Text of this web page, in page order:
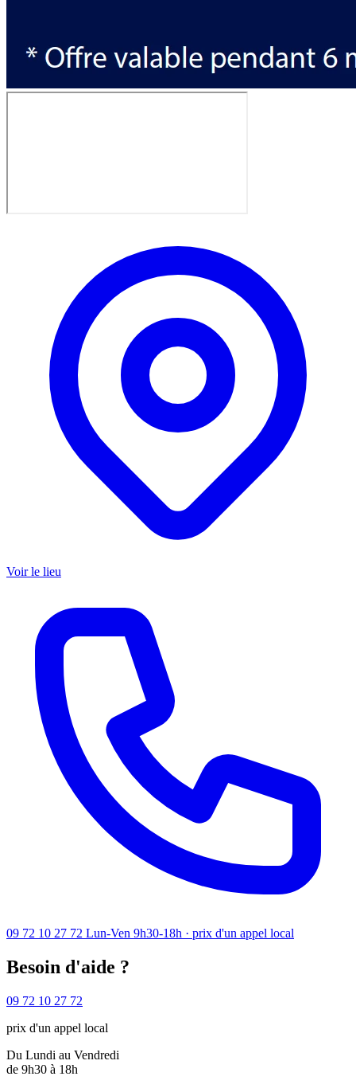
Voir le lieu
09 72 10 27 72 Lun-Ven 9h30-18h · prix d'un appel local
Besoin d'aide ?
09 72 10 27 72
prix d'un appel local
Du Lundi au Vendredi
de 9h30 à 18h